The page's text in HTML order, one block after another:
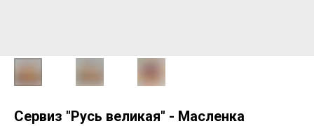
Сервиз "Русь великая" - Масленка